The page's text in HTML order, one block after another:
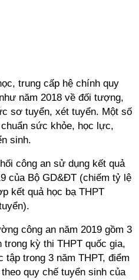
trung cấp hệ chính quy
năm 2018 về đối tượng,
sơ tuyển, xét tuyển. Một số
sức khỏe, học lực,
sinh.
công an sử dụng kết quả
của Bộ GD&ĐT (chiếm tỷ lệ
kết quả học bạ THPT
công an năm 2019 gồm 3
kỳ thi THPT quốc gia,
tập trong 3 năm THPT, điểm
quy chế tuyển sinh của